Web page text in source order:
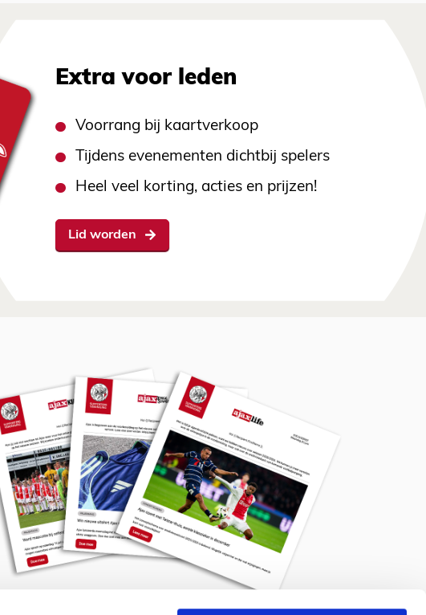
Extra voor leden
Voorrang bij kaartverkoop
Tijdens evenementen dichtbij spelers
Heel veel korting, acties en prijzen!
Lid worden